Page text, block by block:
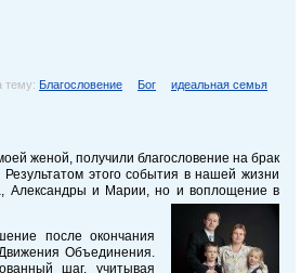
тему: Благословение Бог идеальная семья
женой, получили благословение на брак
этого события в нашей жизни
Александры и Марии, но и воплощение в
после окончания
Объединения.
шаг, учитывая